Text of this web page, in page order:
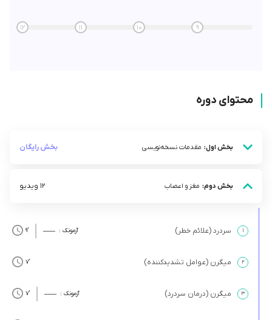
9
10
11
12
محتوای دوره
بخش اول: مقدمات نسخه‌نویسی بخش رایگان
بخش دوم: مغز و اعصاب 12 ویدیو
۱ سردرد (علائم خطر) آزمونک : ’9
۲ میگرن (عوامل تشدیدکننده) ’7
۳ میگرن (درمان سردرد) آزمونک : ’7